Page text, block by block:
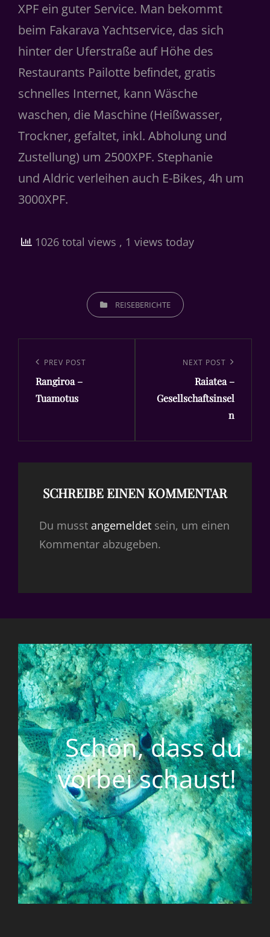
XPF ein guter Service. Man bekommt
beim Fakarava Yachtservice, das sich
hinter der Uferstraße auf Höhe des
Restaurants Pailotte beﬁndet, gratis
schnelles Internet, kann Wäsche
waschen, die Maschine (Heißwasser,
Trockner, gefaltet, inkl. Abholung und
Zustellung) um 2500XPF. Stephanie
und Aldric verleihen auch E-Bikes, 4h um
3000XPF.
1026 total views , 1 views today
CATEGORIESREISEBERICHTE
Previous
Post
PREV POST
Rangiroa –
Tuamotus
NEXT POST
Raiatea –
Gesellschaftsinsel
n
SCHREIBE EINEN KOMMENTAR
Du musst angemeldet sein, um einen
Kommentar abzugeben.
Schön, dass du
vorbei schaust!